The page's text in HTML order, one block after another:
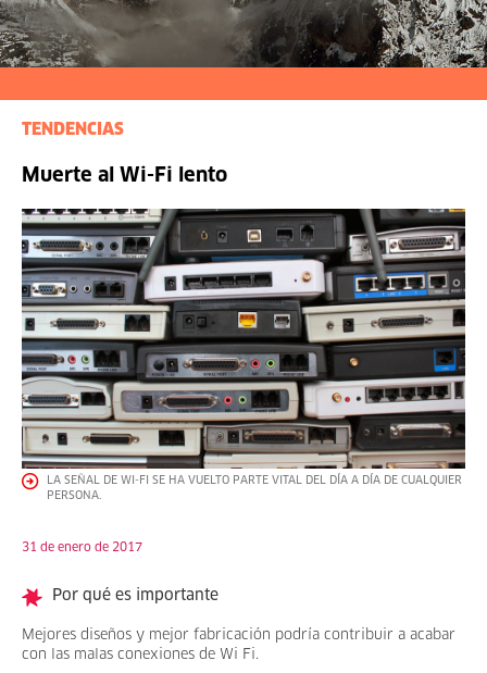
TENDENCIAS
Muerte al Wi-Fi lento
LA SEÑAL DE WI-FI SE HA VUELTO PARTE VITAL DEL DÍA A DÍA DE CUALQUIER
PERSONA.
31 de enero de 2017
Por qué es importante
Mejores diseños y mejor fabricación podría contribuir a acabar
con las malas conexiones de Wi Fi.